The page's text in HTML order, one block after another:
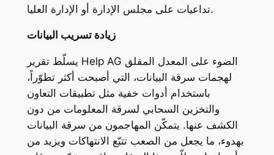
تداعيات على مجلس الإدارة أو الإدارة العليا.
زيادة تسريب البيانات
يسلّط تقرير Help AG الضوء على المعدل المقلق
لهجمات سرقة البيانات، التي أصبحت أكثر تطوّراً،
باستخدام أدوات خفية مثل تطبيقات التعاون
والتخزين السحابي لسرقة المعلومات من دون
الكشف عنها. يتمكّن المهاجمون من سرقة البيانات
بهدوء، ما يجعل من الصعب تتبّع الانتهاكات ويزيد من